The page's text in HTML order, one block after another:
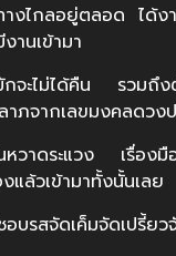
ลอยู่ตลอด ได้งาน
านเข้ามา
ะไม่ได้คืน รวมถึงตั
จากเลขมงคลดวงป
าดระแวง เรื่อง
แล้วเข้ามาทั้งนั้นเลย
รสจัดเค็มจัดเปรี้ย